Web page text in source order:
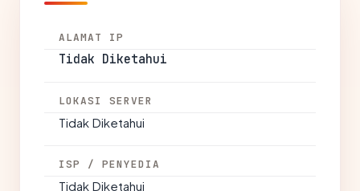
ALAMAT IP
Tidak Diketahui
LOKASI SERVER
Tidak Diketahui
ISP / PENYEDIA
Tidak Diketahui